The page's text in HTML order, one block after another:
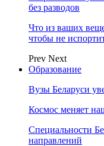
без разводов
Что из ваших
чтобы не
Prev Next
Образование
Вузы Беларуси
Космос меняет
Специальности
направлений